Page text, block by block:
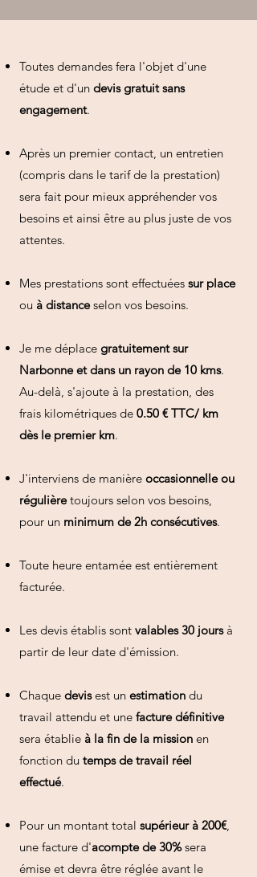
Toutes demandes fera l'objet d'une
étude et d'un devis gratuit sans
engagement.
Après un premier contact, un entretien
(compris dans le tarif de la prestation)
sera fait pour mieux appréhender vos
besoins et ainsi être au plus juste de vos
attentes.
Mes prestations sont effectuées sur place
ou à distanceselon vos besoins.
Je me déplace gratuitement sur
Narbonne et dans un rayon de 10 kms.
Au-delà, s'ajoute à la prestation, des
frais kilométriques de 0.50 € TTC/ km
dès le premier km.
J'interviens de manière occasionnelle ou
régulièretoujours selon vos besoins,
pour un minimum de 2h consécutives.
Toute heure entamée est entièrement
facturée.
Les devis établis sont valables 30 joursà
partir de leur date d'émission.
Chaque devisest un estimation du
travail attendu et une facture définitive
sera établie à la fin de la mission en
fonction du temps de travail réel
effectué.
Pour un montant total supérieur à 200€,
une facture d'acompte de 30%sera
émise et devra être réglée avant le